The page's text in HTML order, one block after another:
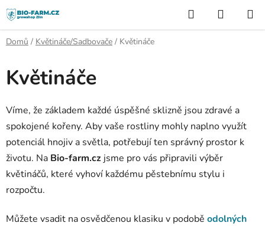
Přejít
na
obsah
Hledat
KOŠÍK
Domů / Květináče/Sadbovače / Květináče
Květináče
Víme, že základem každé úspěšné sklizně jsou zdravé a
spokojené kořeny. Aby vaše rostliny mohly naplno využít
potenciál hnojiv a světla, potřebují ten správný prostor k
životu. Na Bio-farm.cz jsme pro vás připravili výběr
květináčů, které vyhoví každému pěstebnímu stylu i
rozpočtu.
Můžete vsadit na osvědčenou klasiku v podobě odolných